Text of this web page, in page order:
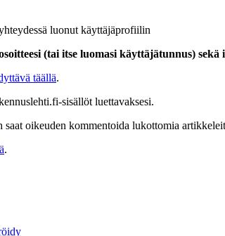
luonut käyttäjäprofiilin
(tai itse luomasi käyttäjätunnus) sekä
täällä.
sisällöt luettavaksesi.
oikeuden kommentoida lukottomia
.